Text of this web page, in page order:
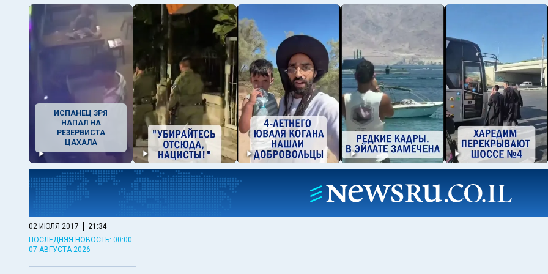
ИСПАНЕЦ ЗРЯ
НАПАЛ НА
РЕЗЕРВИСТА
ЦАХАЛА
02 ИЮЛЯ 2017 | 21:34
ПОСЛЕДНЯЯ НОВОСТЬ: 00:00
07 АВГУСТА 2026